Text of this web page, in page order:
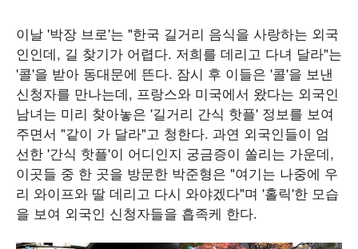
이날 '박장 브로'는 "한국 길거리 음식을 사랑하는 외국
인인데, 길 찾기가 어렵다. 저희를 데리고 다녀 달라"는
'콜'을 받아 동대문에 뜬다. 잠시 후 이들은 '콜'을 보낸
신청자를 만나는데, 프랑스와 미국에서 왔다는 외국인
남녀는 미리 찾아놓은 '길거리 간식 핫플' 정보를 보여
주면서 "같이 가 달라"고 청한다. 과연 외국인들이 엄
선한 '간식 핫플'이 어디인지 궁금증이 쏠리는 가운데,
이곳들 중 한 곳을 방문한 박준형은 "여기는 나중에 우
리 와이프와 딸 데리고 다시 와야겠다"며 '홀릭'한 모습
을 보여 외국인 신청자들을 흡족케 한다.